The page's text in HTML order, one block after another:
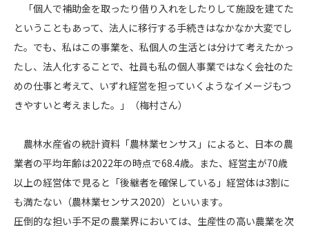
「個人で補助金を取ったり借り入れをしたりして施設を建てた
ということもあって、法人に移行する手続きはなかなか大変でし
た。でも、私はこの事業を、私個人の生活とは分けて考えたかっ
たし、法人化することで、社員も私の個人事業ではなく会社のた
めの仕事と考えて、いずれ経営を担っていくようなイメージもつ
きやすいと考えました。」（梅村さん）
農林水産省の統計資料「農林業センサス」によると、日本の農
業者の平均年齢は2022年の時点で68.4歳。また、経営主が70歳
以上の経営体で見ると「後継者を確保している」経営体は3割に
も満たない（農林業センサス2020）といいます。
圧倒的な担い手不足の農業界においては、生産性の高い農業を次